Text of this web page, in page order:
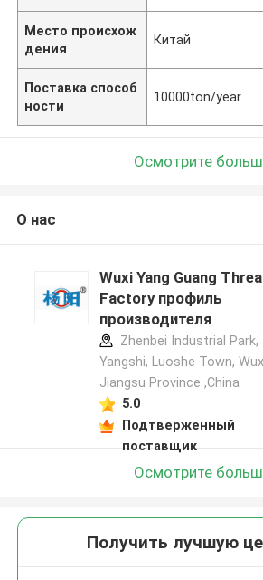
Место происхож
дения
Китай
Поставка способ
ности
10000ton/year
Осмотрите
О нас
Wuxi Yang Guang
Factory профиль
производителя
Zhenbei Industrial Park,
Yangshi, Luoshe Town,
Jiangsu Province ,China
5.0
Подтверженный
поставщик
Осмотрите
Получить лучшую